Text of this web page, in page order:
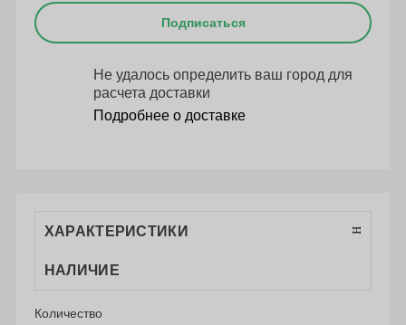
Подписаться
Не удалось определить ваш город для
расчета доставки
Подробнее о доставке
ХАРАКТЕРИСТИКИ
НАЛИЧИЕ
Количество